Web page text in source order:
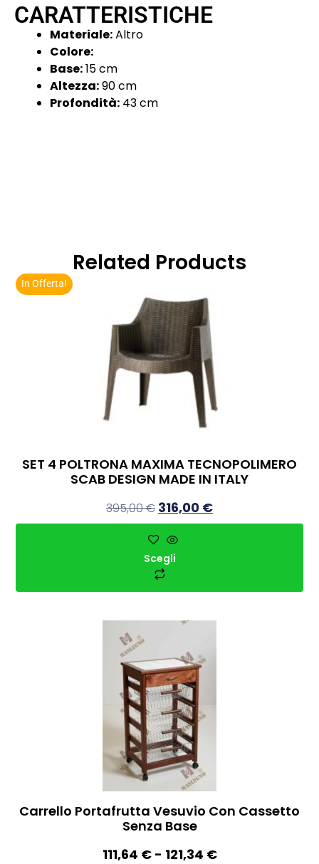
CARATTERISTICHE
Materiale:Altro
Colore:
Base:15 cm
Altezza:90 cm
Profondità: 43 cm
Related Products
In Offerta!
SET 4 POLTRONA MAXIMA TECNOPOLIMERO
SCAB DESIGN MADE IN ITALY
395,00€ 316,00 €
Scegli
Carrello Portafrutta Vesuvio Con Cassetto
Senza Base
111,64 € - 121,34 €